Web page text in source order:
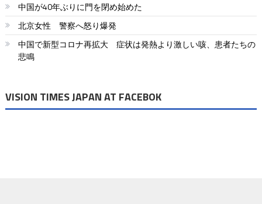
中国が40年ぶりに門を閉め始めた
北京女性 警察へ怒り爆発
中国で新型コロナ再拡大 症状は発熱より激しい咳、患者たちの
悲鳴
VISION TIMES JAPAN AT FACEBOK